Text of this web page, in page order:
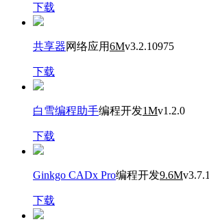
下载
共享器网络应用6Mv3.2.10975
下载
白雪编程助手编程开发1Mv1.2.0
下载
Ginkgo CADx Pro编程开发9.6Mv3.7.1
下载